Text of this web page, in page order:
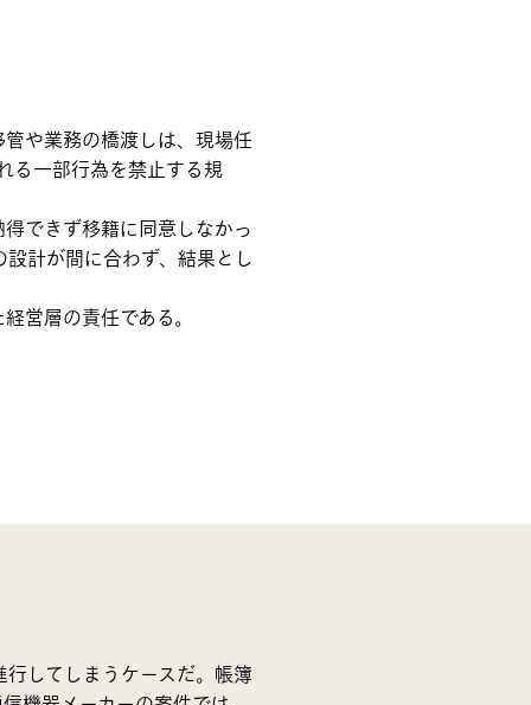
や業務の橋渡しは、現場任
る一部行為を禁止する規
できず移籍に同意しなかっ
計が間に合わず、結果とし
営層の責任である。
してしまうケースだ。帳簿